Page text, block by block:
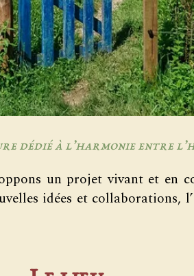
dédié à l’harmonie entre
un projet vivant et
idées et collaborations,